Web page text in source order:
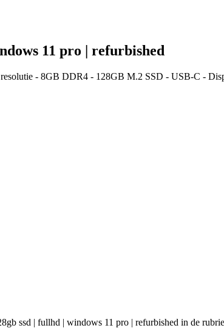
11 pro | refurbished
- 8GB DDR4 - 128GB M.2 SSD - USB-C -
ssd | fullhd | windows 11 pro | refurbished in de